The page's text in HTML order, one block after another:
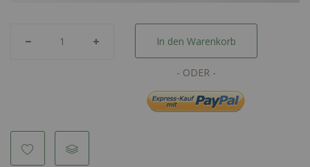
In den Warenkorb